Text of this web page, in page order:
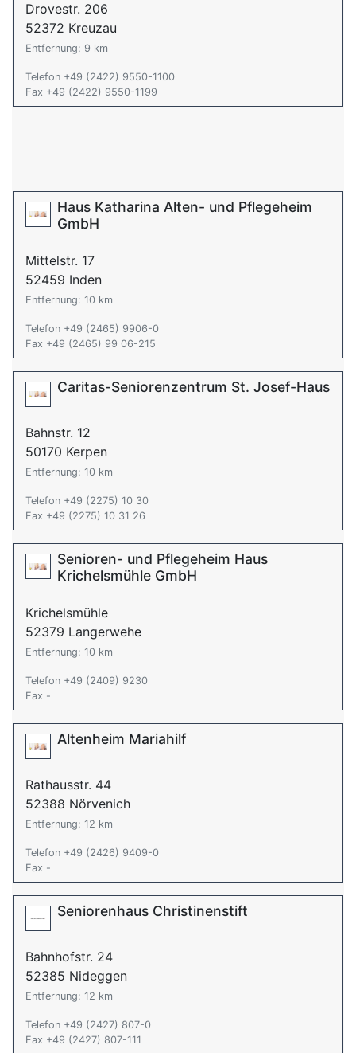
Drovestr. 206
52372 Kreuzau
Entfernung: 9 km
Telefon +49 (2422) 9550-1100
Fax +49 (2422) 9550-1199
Haus Katharina Alten- und Pflegeheim
GmbH
Mittelstr. 17
52459 Inden
Entfernung: 10 km
Telefon +49 (2465) 9906-0
Fax +49 (2465) 99 06-215
Caritas-Seniorenzentrum St. Josef-Haus
Bahnstr. 12
50170 Kerpen
Entfernung: 10 km
Telefon +49 (2275) 10 30
Fax +49 (2275) 10 31 26
Senioren- und Pflegeheim Haus
Krichelsmühle GmbH
Krichelsmühle
52379 Langerwehe
Entfernung: 10 km
Telefon +49 (2409) 9230
Fax -
Altenheim Mariahilf
Rathausstr. 44
52388 Nörvenich
Entfernung: 12 km
Telefon +49 (2426) 9409-0
Fax -
Seniorenhaus Christinenstift
Bahnhofstr. 24
52385 Nideggen
Entfernung: 12 km
Telefon +49 (2427) 807-0
Fax +49 (2427) 807-111